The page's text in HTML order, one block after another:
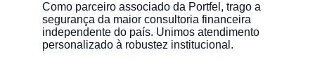
Como parceiro associado da Portfel, trago a
segurança da maior consultoria financeira
independente do país. Unimos atendimento
personalizado à robustez institucional.